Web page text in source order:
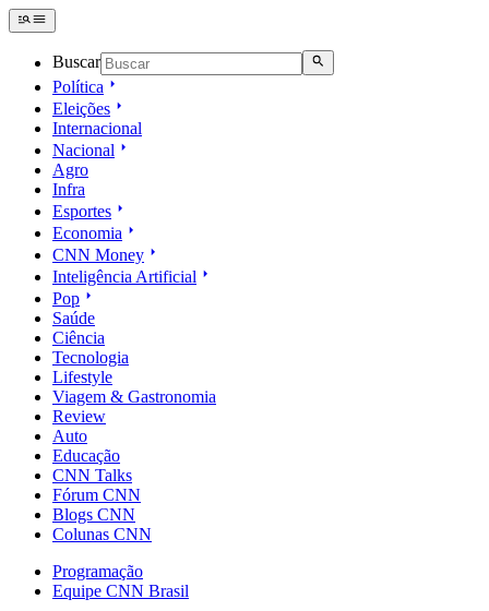
Buscar
Política
Eleições
Internacional
Nacional
Agro
Infra
Esportes
Economia
CNN Money
Inteligência Artificial
Pop
Saúde
Ciência
Tecnologia
Lifestyle
Viagem & Gastronomia
Review
Auto
Educação
CNN Talks
Fórum CNN
Blogs CNN
Colunas CNN
Programação
Equipe CNN Brasil